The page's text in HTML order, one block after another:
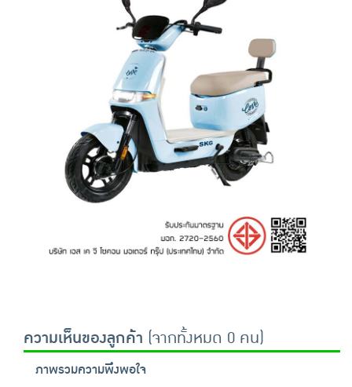
ความเห็นของลูกค้า (จากทั้งหมด 0 คน)
ภาพรวมความพึงพอใจ